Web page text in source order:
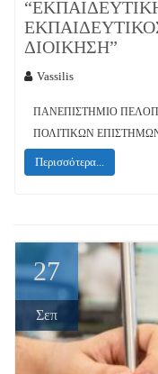
ΔΙΟΊΚΗΣΗ”
Vassilis
ΠΑΝΕΠΙΣΤΗΜΙΟ
ΠΟΛΙΤΙΚΩΝ
Περισσότερα...
27
Σεπ